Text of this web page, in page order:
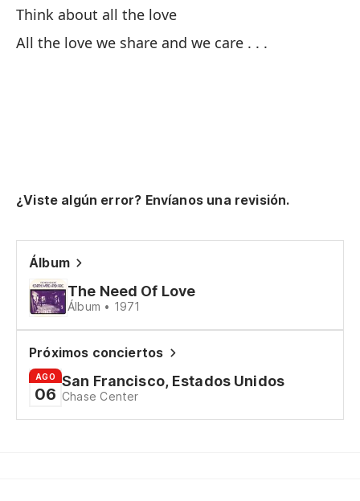
Think about all the love
All the love we share and we care . . .
¿Viste algún error? Envíanos una revisión.
Álbum
The Need Of Love
Álbum • 1971
Próximos conciertos
AGO
06
San Francisco, Estados Unidos
Chase Center